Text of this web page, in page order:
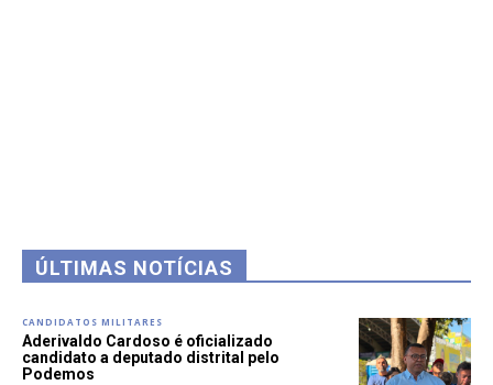
ÚLTIMAS NOTÍCIAS
CANDIDATOS MILITARES
Aderivaldo Cardoso é oficializado
candidato a deputado distrital pelo
Podemos